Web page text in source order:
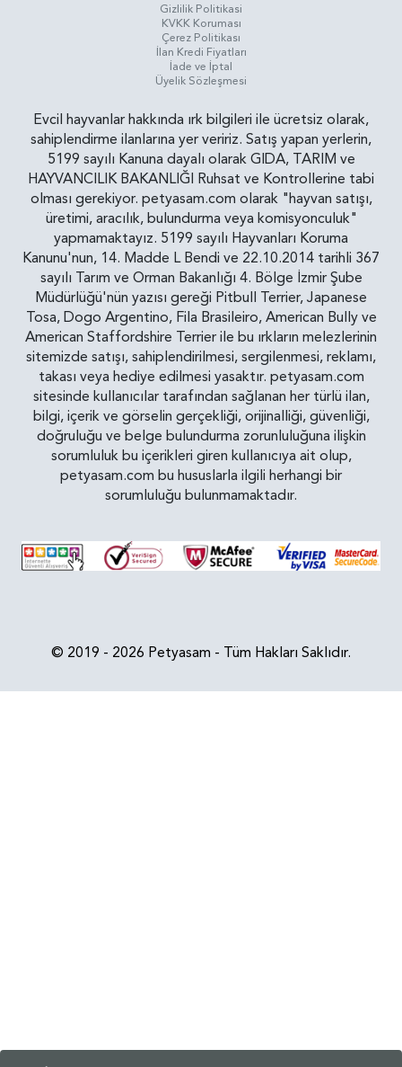
Gizlilik Politikasi
KVKK Koruması
Çerez Politikası
İlan Kredi Fiyatları
İade ve İptal
Üyelik Sözleşmesi
Evcil hayvanlar hakkında ırk bilgileri ile ücretsiz olarak,
sahiplendirme ilanlarına yer veririz. Satış yapan yerlerin,
5199 sayılı Kanuna dayalı olarak GIDA, TARIM ve
HAYVANCILIK BAKANLIĞI Ruhsat ve Kontrollerine tabi
olması gerekiyor. petyasam.com olarak "hayvan satışı,
üretimi, aracılık, bulundurma veya komisyonculuk"
yapmamaktayız. 5199 sayılı Hayvanları Koruma
Kanunu'nun, 14. Madde L Bendi ve 22.10.2014 tarihli 367
sayılı Tarım ve Orman Bakanlığı 4. Bölge İzmir Şube
Müdürlüğü'nün yazısı gereği Pitbull Terrier, Japanese
Tosa, Dogo Argentino, Fila Brasileiro, American Bully ve
American Staffordshire Terrier ile bu ırkların melezlerinin
sitemizde satışı, sahiplendirilmesi, sergilenmesi, reklamı,
takası veya hediye edilmesi yasaktır. petyasam.com
sitesinde kullanıcılar tarafından sağlanan her türlü ilan,
bilgi, içerik ve görselin gerçekliği, orijinalliği, güvenliği,
doğruluğu ve belge bulundurma zorunluluğuna ilişkin
sorumluluk bu içerikleri giren kullanıcıya ait olup,
petyasam.com bu hususlarla ilgili herhangi bir
sorumluluğu bulunmamaktadır.
© 2019 - 2026 Petyasam - Tüm Hakları Saklıdır.